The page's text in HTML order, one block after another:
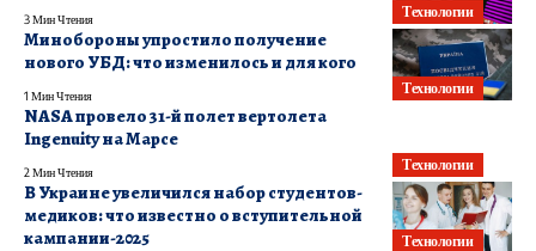
Технологии
3 Мин Чтения
Технологии
Минобороны упростило получение
нового УБД: что изменилось и для кого
1 Мин Чтения
Технологии
NASA провело 31-й полет вертолета
Ingenuity на Марсе
2 Мин Чтения
Технологии
В Украине увеличился набор студентов-
медиков: что известно о вступительной
кампании-2025